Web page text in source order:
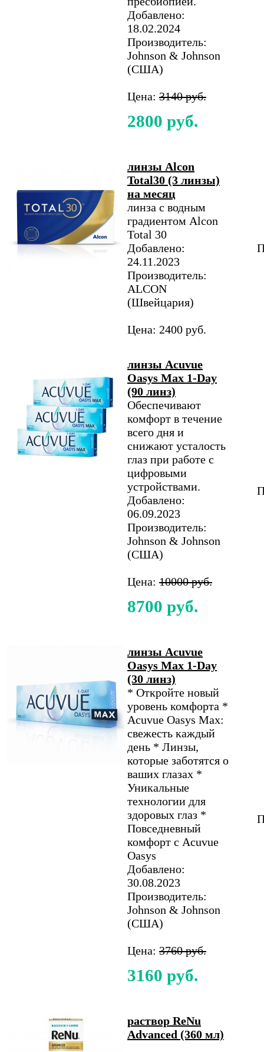
Добавлено:
18.02.2024
Производитель:
Johnson & Johnson
(США)
Цена: 3140 руб.
2800 руб.
линзы Alcon
Total30 (3 линзы)
на месяц
линза с водным
градиентом Alcon
Total 30
Добавлено:
24.11.2023
Производитель:
ALCON
(Швейцария)
Цена: 2400 руб.
линзы Acuvue
Oasys Max 1-Day
(90 линз)
Обеспечивают
комфорт в течение
всего дня и
снижают усталость
глаз при работе с
цифровыми
устройствами.
Добавлено:
06.09.2023
Производитель:
Johnson & Johnson
(США)
Цена: 10000 руб.
8700 руб.
линзы Acuvue
Oasys Max 1-Day
(30 линз)
* Откройте новый
уровень комфорта *
Acuvue Oasys Max:
свежесть каждый
день * Линзы,
которые заботятся о
ваших глазах *
Уникальные
технологии для
здоровых глаз *
Повседневный
комфорт с Acuvue
Oasys
Добавлено:
30.08.2023
Производитель:
Johnson & Johnson
(США)
Цена: 3760 руб.
3160 руб.
раствор ReNu
Advanced (360 мл)